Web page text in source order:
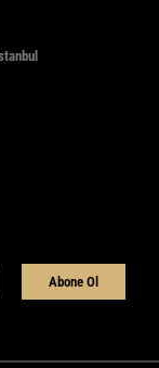
Abone Ol